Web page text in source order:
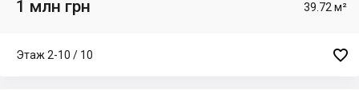
1 млн грн 39.72 м²
Этаж 2-10 / 10 